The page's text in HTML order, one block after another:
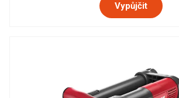
Vypůjčit